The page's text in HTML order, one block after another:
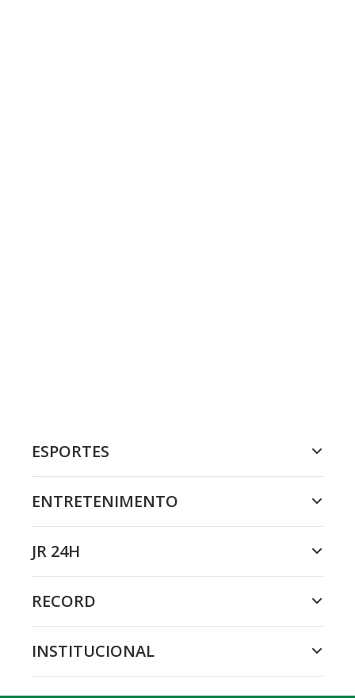
ESPORTES
ENTRETENIMENTO
JR 24H
RECORD
INSTITUCIONAL